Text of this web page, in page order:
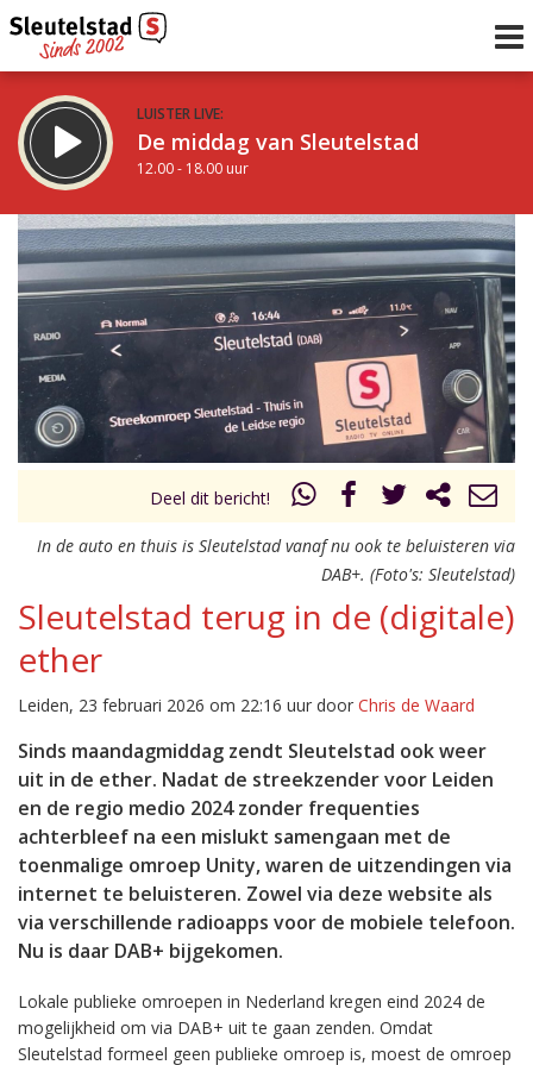
LUISTER LIVE:
De middag van Sleutelstad
12.00 - 18.00 uur
STRAKS:
De vrijdagavond met Keanu
18.00 - 19.00 uur
Vorig uur
uur 1 van 0 Volgend uur
Deel dit bericht!
In de auto en thuis is Sleutelstad vanaf nu ook te beluisteren via
DAB+. (Foto's: Sleutelstad)
Sleutelstad terug in de (digitale)
ether
Leiden, 23 februari 2026 om 22:16 uur door Chris de Waard
Sinds maandagmiddag zendt Sleutelstad ook weer
uit in de ether. Nadat de streekzender voor Leiden
en de regio medio 2024 zonder frequenties
achterbleef na een mislukt samengaan met de
toenmalige omroep Unity, waren de uitzendingen via
internet te beluisteren. Zowel via deze website als
via verschillende radioapps voor de mobiele telefoon.
Nu is daar DAB+ bijgekomen.
Lokale publieke omroepen in Nederland kregen eind 2024 de
mogelijkheid om via DAB+ uit te gaan zenden. Omdat
Sleutelstad formeel geen publieke omroep is, moest de omroep